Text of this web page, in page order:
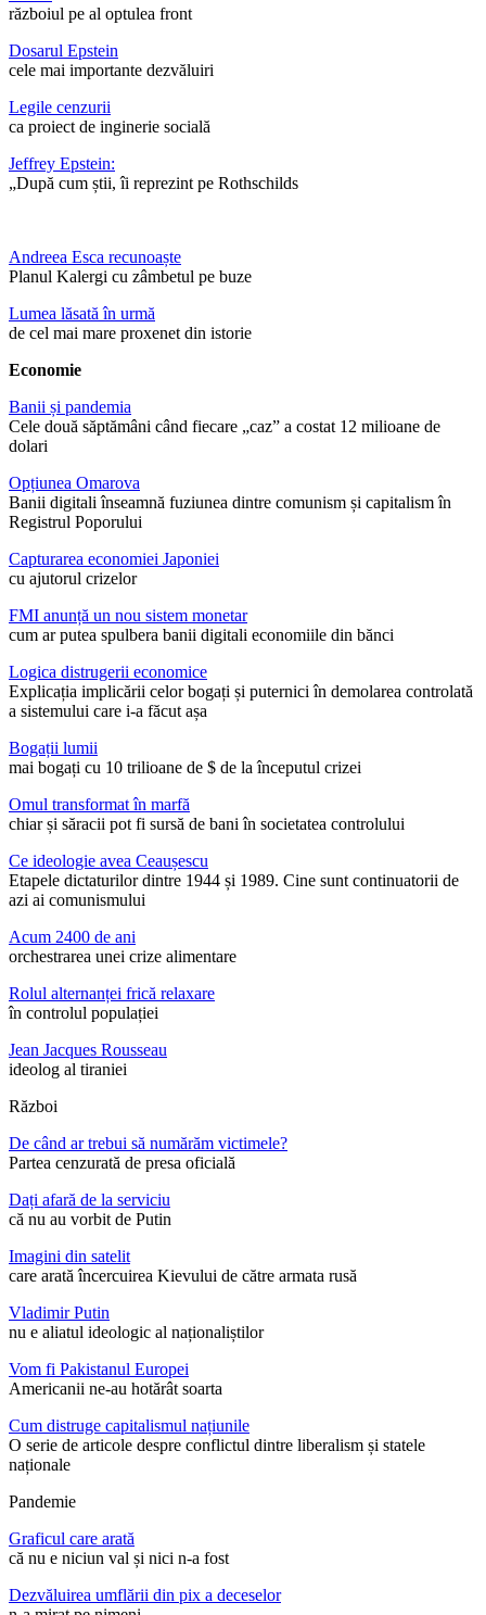
războiul pe al optulea front
Dosarul Epstein
cele mai importante dezvăluiri
Legile cenzurii
ca proiect de inginerie socială
Jeffrey Epstein:
„După cum știi, îi reprezint pe Rothschilds
Andreea Esca recunoaște
Planul Kalergi cu zâmbetul pe buze
Lumea lăsată în urmă
de cel mai mare proxenet din istorie
Economie
Banii și pandemia
Cele două săptămâni când fiecare „caz” a costat 12 milioane de
dolari
Opțiunea Omarova
Banii digitali înseamnă fuziunea dintre comunism și capitalism în
Registrul Poporului
Capturarea economiei Japoniei
cu ajutorul crizelor
FMI anunță un nou sistem monetar
cum ar putea spulbera banii digitali economiile din bănci
Logica distrugerii economice
Explicația implicării celor bogați și puternici în demolarea controlată
a sistemului care i-a făcut așa
Bogații lumii
mai bogați cu 10 trilioane de $ de la începutul crizei
Omul transformat în marfă
chiar și săracii pot fi sursă de bani în societatea controlului
Ce ideologie avea Ceaușescu
Etapele dictaturilor dintre 1944 și 1989. Cine sunt continuatorii de
azi ai comunismului
Acum 2400 de ani
orchestrarea unei crize alimentare
Rolul alternanței frică relaxare
în controlul populației
Jean Jacques Rousseau
ideolog al tiraniei
Război
De când ar trebui să numărăm victimele?
Partea cenzurată de presa oficială
Dați afară de la serviciu
că nu au vorbit de Putin
Imagini din satelit
care arată încercuirea Kievului de către armata rusă
Vladimir Putin
nu e aliatul ideologic al naționaliștilor
Vom fi Pakistanul Europei
Americanii ne-au hotărât soarta
Cum distruge capitalismul națiunile
O serie de articole despre conflictul dintre liberalism și statele
naționale
Pandemie
Graficul care arată
că nu e niciun val și nici n-a fost
Dezvăluirea umflării din pix a deceselor